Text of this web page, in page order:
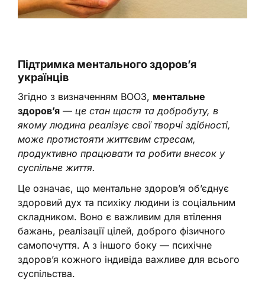
Підтримка ментального здоров’я
українців
Згідно з визначенням ВООЗ, ментальне
здоров’я — це стан щастя та добробуту, в
якому людина реалізує свої творчі здібності,
може протистояти життєвим стресам,
продуктивно працювати та робити внесок у
суспільне життя.
Це означає, що ментальне здоров’я об’єднує
здоровий дух та психіку людини із соціальним
складником. Воно є важливим для втілення
бажань, реалізації цілей, доброго фізичного
самопочуття. А з іншого боку — психічне
здоров’я кожного індивіда важливе для всього
суспільства.